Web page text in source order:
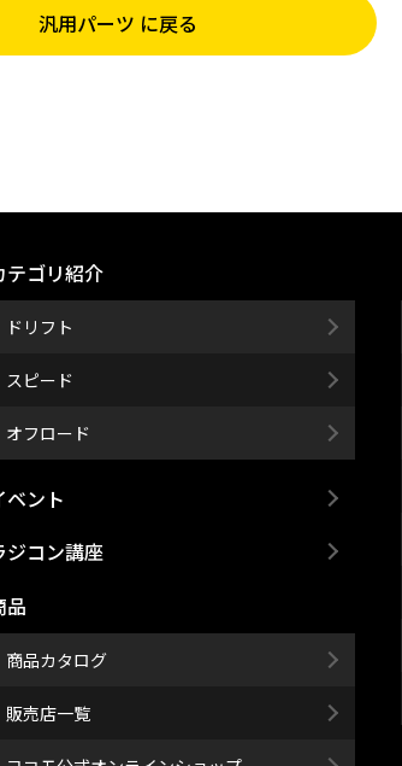
汎用パーツ に戻る
テゴリ紹介
ドリフト
スピード
オフロード
ベント
ジコン講座
品
商品カタログ
販売店一覧